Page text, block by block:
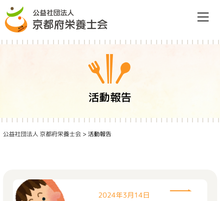
栄養士会のご案内
研修情報
府民の皆様へ
Skip
to
content
活動報告
公益社団法人 京都府栄養士会 >活動報告
2024年3月14日